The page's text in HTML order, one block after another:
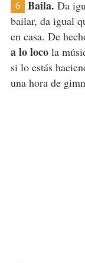
6 Baila. Da
bailar, da igual
en casa. De
a lo locola
si lo estás
una hora de